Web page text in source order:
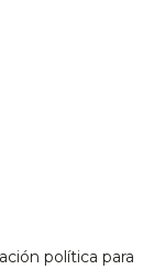
política para